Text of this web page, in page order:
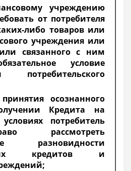
учреждению
от потребителя
либо товаров или
учреждения или
связанного с ним
условие
потребительского
осознанного
Кредита на
потребитель
рассмотреть
разновидности
кредитов и